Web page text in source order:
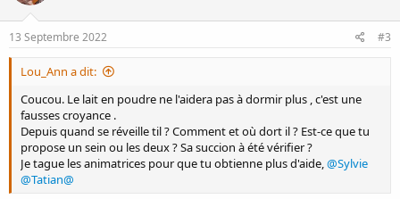
13 Septembre 2022 #3
Lou_Ann a dit:
Coucou. Le lait en poudre ne l'aidera pas à dormir plus , c'est une
fausses croyance .
Depuis quand se réveille til ? Comment et où dort il ? Est-ce que tu
propose un sein ou les deux ? Sa succion à été vérifier ?
Je tague les animatrices pour que tu obtienne plus d'aide,@Sylvie
@Tatian@